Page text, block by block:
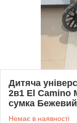
Дитяча
2в1 El Camino
сумка Бежевий
Немає в наявності